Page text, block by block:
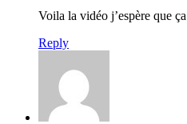
Voila la vidéo j’espère que
Reply